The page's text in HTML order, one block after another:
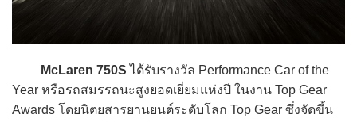
McLaren 750S ได้รับรางวัล Performance Car of the
Year หรือรถสมรรถนะสูงยอดเยี่ยมแห่งปี ในงาน Top Gear
Awards โดยนิตยสารยานยนต์ระดับโลก Top Gear ซึ่งจัดขึ้น